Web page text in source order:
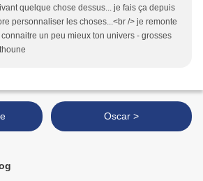
quelque chose dessus... je fais ça depuis
personnaliser les choses...<br /> je remonte
un peu mieux ton univers - grosses
Oscar >